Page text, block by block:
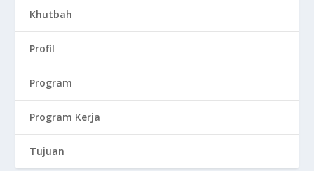
Khutbah
Profil
Program
Program Kerja
Tujuan